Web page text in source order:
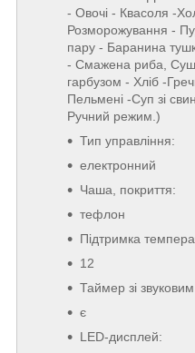
- Овочі - Квасоля -
Розморожування -
пару - Баранина
- Смажена риба,
гарбузом - Хліб -
Пельмені -Суп зі
Ручний режим.)
Тип управління:
електронний
Чаша, покриття:
тефлон
Підтримка
12
Таймер зі
є
LED-дисплей: